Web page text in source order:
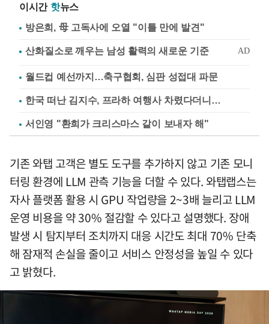
이시간 핫뉴스
방은희, 母 고독사에 오열 "이틀 만에 발견"
월드컵 예선까지…축구협회, 심판 성접대 파문
한국 떠난 김지수, 프라하 여행사 차렸다더니…
서인영 "환희가 크리스마스 같이 보내자 해"
기존 와탭 고객은 별도 도구를 추가하지 않고 기존 모니
터링 환경에 LLM 관측 기능을 더할 수 있다. 와탭랩스는
자사 플랫폼 활용 시 GPU 작업량을 2~3배 늘리고 LLM
운영 비용을 약 30% 절감할 수 있다고 설명했다. 장애
발생 시 탐지부터 조치까지 대응 시간도 최대 70% 단축
해 잠재적 손실을 줄이고 서비스 안정성을 높일 수 있다
고 밝혔다.